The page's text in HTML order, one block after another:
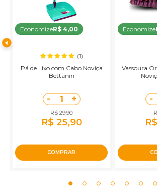
EconomizeR$ 4,00
(1)
Pá de Lixo com Cabo Noviça
Bettanin
- 1 +
R$ 29,90
R$ 25,90
COMPRAR
Economize
Vassoura
-